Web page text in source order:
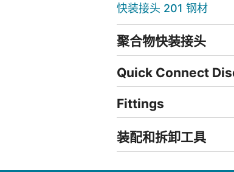
快装接头 201 钢材
聚合物快装接头
Quick Connect
Fittings
装配和拆卸工具